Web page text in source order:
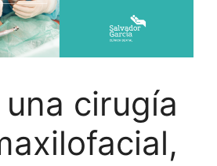
cirugía